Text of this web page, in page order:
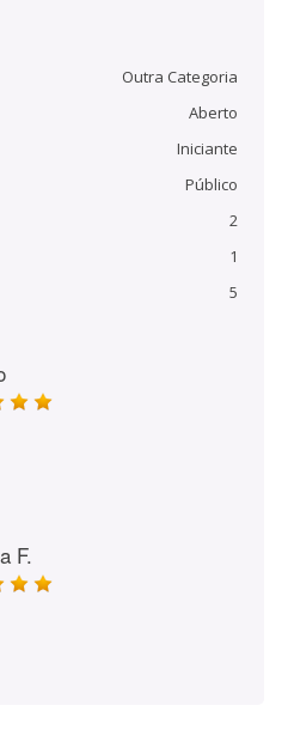
Outra Categoria
Aberto
Iniciante
Público
2
1
5
F.